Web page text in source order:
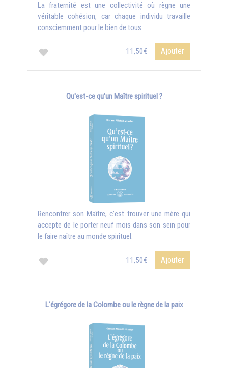
La fraternité est une collectivité où règne une
véritable cohésion, car chaque individu travaille
consciemment pour le bien de tous.
11,50€ Ajouter
Qu'est-ce qu'un Maître spirituel ?
Rencontrer son Maître, c’est trouver une mère qui
accepte de le porter neuf mois dans son sein pour
le faire naître au monde spirituel.
11,50€ Ajouter
L'égrégore de la Colombe ou le règne de la paix